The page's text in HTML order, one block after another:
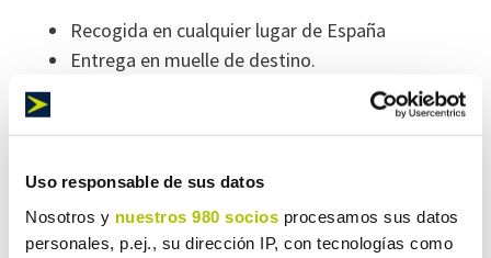
Uso responsable de sus datos
Nosotros y nuestros 980 socios procesamos sus datos
personales, p.ej., su dirección IP, con tecnologías como
Recogida en cualquier lugar de España
Entrega en muelle de destino.
Salidas quincenales y entrega en 18 días.
Especial Marruecos